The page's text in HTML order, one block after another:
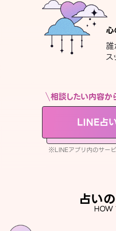
心
誰
ス
相談したい内容か
LINE占
※LINEアプリ内のサー
占いHOW